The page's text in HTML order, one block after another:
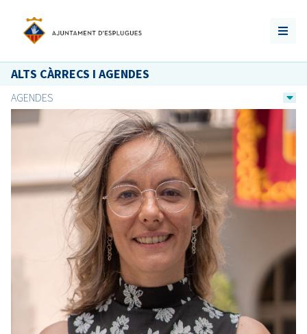
ALTS CÀRRECS I AGENDES
AGENDES